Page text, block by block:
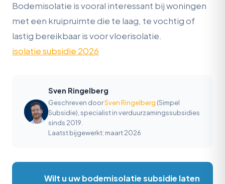
Bodemisolatie is vooral interessant bij woningen
met een kruipruimte die te laag, te vochtig of
lastig bereikbaar is voor vloerisolatie.
isolatie subsidie 2026
Sven Ringelberg
Geschreven doorSven Ringelberg (Simpel
Subsidie), specialist in verduurzamingssubsidies
sinds 2019.
Laatst bijgewerkt: maart 2026
Wilt u uw bodemisolatie subsidie laten